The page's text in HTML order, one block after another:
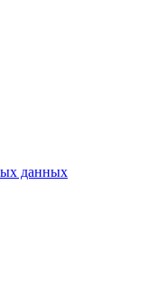
данных